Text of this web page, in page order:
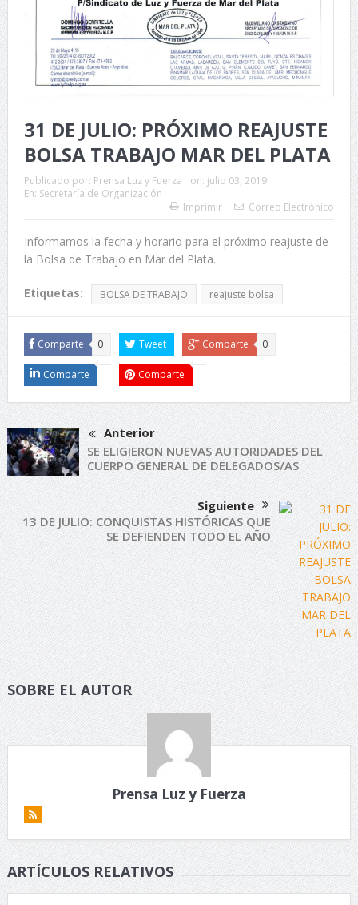
31 DE JULIO: PRÓXIMO REAJUSTE
BOLSA TRABAJO MAR DEL PLATA
Publicado por: Prensa Luz y Fuerza on: julio 03, 2019
En: Secretaría de Organización
Imprimir
Correo Electrónico
Informamos la fecha y horario para el próximo reajuste de
la Bolsa de Trabajo en Mar del Plata.
Etiquetas: BOLSA DE TRABAJO reajuste bolsa
Comparte 0 Tweet Comparte 0
Comparte Comparte
Anterior
SE ELIGIERON NUEVAS AUTORIDADES DEL
CUERPO GENERAL DE DELEGADOS/AS
Siguiente
13 DE JULIO: CONQUISTAS HISTÓRICAS QUE
SE DEFIENDEN TODO EL AÑO
SOBRE EL AUTOR
Prensa Luz y Fuerza
ARTÍCULOS RELATIVOS